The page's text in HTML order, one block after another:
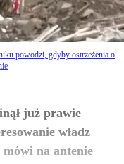
powodzi, gdyby ostrzeżenia o
już prawie
władz
na antenie